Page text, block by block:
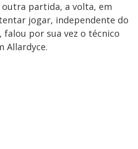
partida, a volta, em
jogar, independente do
falou por sua vez o técnico
Allardyce.